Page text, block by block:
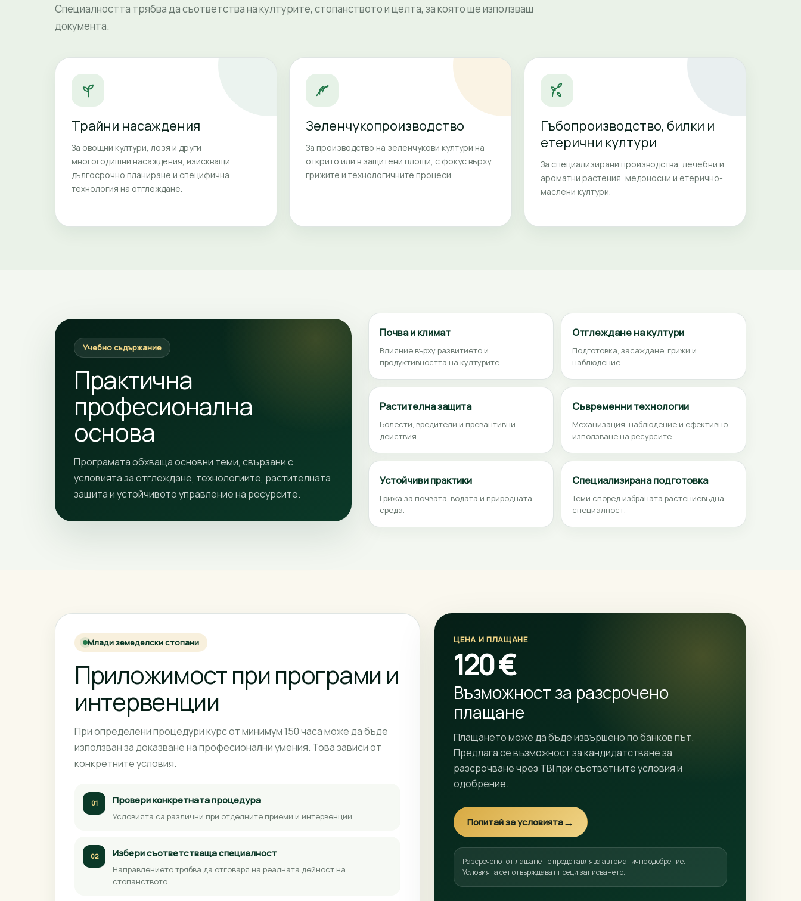
Специалността трябва да съответства на културите, стопанството и целта, за която ще използваш
документа.
Трайни насаждения
За овощни култури, лозя и други
многогодишни насаждения, изискващи
дългосрочно планиране и специфична
технология на отглеждане.
Зеленчукопроизводство
За производство на зеленчукови култури на
открито или в защитени площи, с фокус върху
грижите и технологичните процеси.
Гъбопроизводство, билки и
етерични култури
За специализирани производства, лечебни и
ароматни растения, медоносни и етерично-
маслени култури.
Учебно съдържание
Практична
професионална
основа
Програмата обхваща основни теми, свързани с
условията за отглеждане, технологиите, растителната
защита и устойчивото управление на ресурсите.
Почва и климат
Влияние върху развитието и
продуктивността на културите.
Отглеждане на култури
Подготовка, засаждане, грижи и
наблюдение.
Растителна защита
Болести, вредители и превантивни
действия.
Съвременни технологии
Механизация, наблюдение и ефективно
използване на ресурсите.
Устойчиви практики
Грижа за почвата, водата и природната
среда.
Специализирана подготовка
Теми според избраната растениевъдна
специалност.
Млади земеделски стопани
Приложимост при програми и
интервенции
При определени процедури курс от минимум 150 часа може да бъде
използван за доказване на професионални умения. Това зависи от
конкретните условия.
01 Провери конкретната процедура
Условията са различни при отделните приеми и интервенции.
02 Избери съответстваща специалност
Направлението трябва да отговаря на реалната дейност на
стопанството.
ЦЕНА И ПЛАЩАНЕ
120 €
Възможност за разсрочено
плащане
Плащането може да бъде извършено по банков път.
Предлага се възможност за кандидатстване за
разсрочване чрез TBI при съответните условия и
одобрение.
Попитай за условията→
Разсроченото плащане не представлява автоматично одобрение.
Условията се потвърждават преди записването.